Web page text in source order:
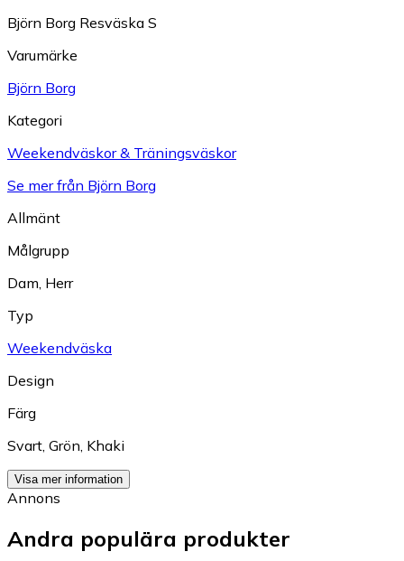
Björn Borg Resväska S
Varumärke
Björn Borg
Kategori
Weekendväskor & Träningsväskor
Se mer från Björn Borg
Allmänt
Målgrupp
Dam, Herr
Typ
Weekendväska
Design
Färg
Svart, Grön, Khaki
Visa mer information
Annons
Andra populära produkter